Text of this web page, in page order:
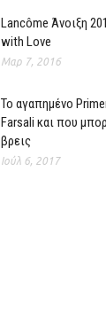
Lancôme Άνοιξη
with Love
Μαρ 7, 2016
Το αγαπημένο
Farsali και που
βρεις
Ιούλ 6, 2017